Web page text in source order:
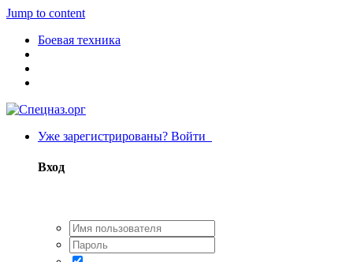
Jump to content
Боевая техника
Уже зарегистрированы? Войти
Вход